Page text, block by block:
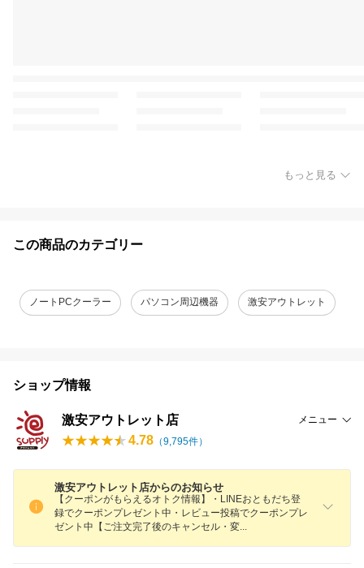
もっと見る
この商品のカテゴリー
ノートPCクーラー パソコン周辺機器 激安アウトレット
ショップ情報
激安アウトレット店 メニュー
4.78 （9,795件）
激安アウトレット店からのお知らせ
【クーポンがもらえるオトク情報】・LINEおともだち登
録でクーポンプレゼント中・レビュー投稿でクーポンプレ
ゼント中【ご注文完了後のキャンセル・ 変